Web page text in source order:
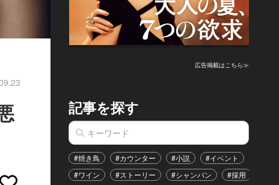
広告掲載はこちら≫
記事を探す
#焼き鳥 #カウンター #小説 #イベント
#ワイン
#ストーリー #シャンパン #採用